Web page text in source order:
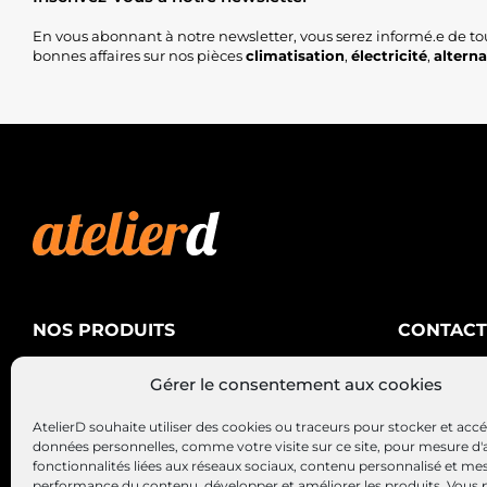
Gérer le consentement aux cookies
AtelierD souhaite utiliser des cookies ou traceurs pour stocker et
données personnelles, comme votre visite sur ce site, pour mesure
fonctionnalités liées aux réseaux sociaux, contenu personnalisé et
En vous abonnant à notre newsletter, vous serez informé.e de
bonnes affaires sur nos piècesclimatisation, électricité,
NOS PRODUITS
Alternateurs – Démarreurs
CONTACT
AtelierD
88200
03 29 22 34